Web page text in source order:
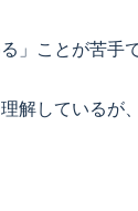
」ことが苦手
解している
が「疲れて